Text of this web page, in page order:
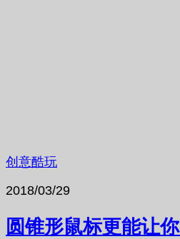
创意酷玩
2018/03/29
圆锥形鼠标更能让